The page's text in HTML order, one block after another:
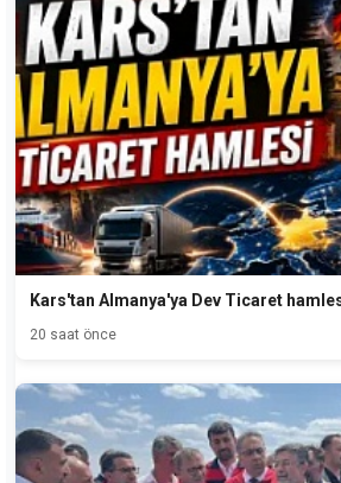
Kars'tan Almanya'ya Dev Ticaret
20 saat önce